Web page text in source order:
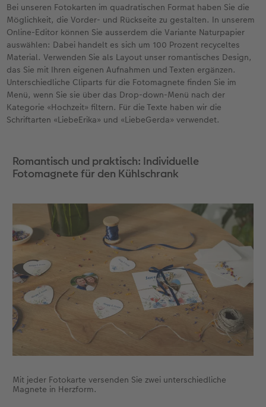
Bei unseren Fotokarten im quadratischen Format haben Sie die
Möglichkeit, die Vorder- und Rückseite zu gestalten. In unserem
Online-Editor können Sie ausserdem die Variante Naturpapier
auswählen: Dabei handelt es sich um 100 Prozent recyceltes
Material. Verwenden Sie als Layout unser romantisches Design,
das Sie mit Ihren eigenen Aufnahmen und Texten ergänzen.
Unterschiedliche Cliparts für die Fotomagnete finden Sie im
Menü, wenn Sie sie über das Drop-down-Menü nach der
Kategorie «Hochzeit» filtern. Für die Texte haben wir die
Schriftarten «LiebeErika» und «LiebeGerda» verwendet.
Romantisch und praktisch: Individuelle
Fotomagnete für den Kühlschrank
Mit jeder Fotokarte versenden Sie zwei unterschiedliche
Magnete in Herzform.